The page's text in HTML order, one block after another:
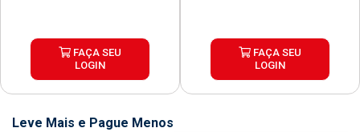
FAÇA SEU
LOGIN
FAÇA SEU
LOGIN
Leve Mais e Pague Menos